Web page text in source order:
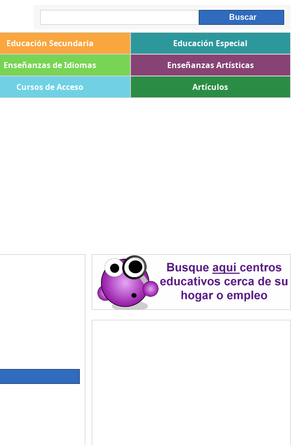
Educación Secundaria
Educación Especial
Enseñanzas de Idiomas
Enseñanzas Artísticas
Cursos de Acceso Artículos